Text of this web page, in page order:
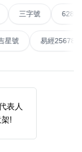
字頭
無4字
(全號)
字號 6288頭
易經全吉星號
表人
!